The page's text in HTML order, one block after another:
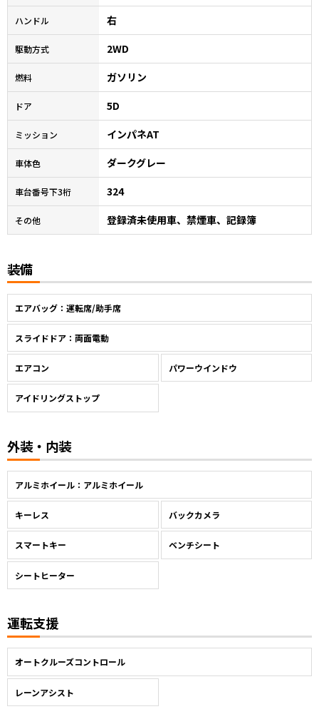
ハンドル 右
駆動方式 2WD
燃料 ガソリン
ドア 5D
ミッション インパネAT
車体色 ダークグレー
車台番号下3桁 324
その他 登録済未使用車、禁煙車、記録簿
装備
エアバッグ：運転席/助手席
スライドドア：両面電動
エアコン パワーウインドウ
アイドリングストップ
外装・内装
アルミホイール：アルミホイール
キーレス バックカメラ
スマートキー ベンチシート
シートヒーター
運転支援
オートクルーズコントロール
レーンアシスト